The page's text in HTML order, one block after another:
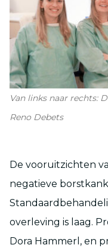
Van links naar rechts:
Reno Debets
De vooruitzichten
negatieve
Standaard
overleving is laag.
Dora Hammerl , en